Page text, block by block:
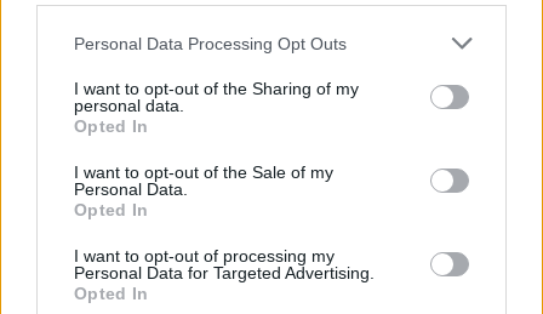
Personal Data Processing Opt Outs
I want to opt-out of the Sharing of my
personal data.
Opted In
I want to opt-out of the Sale of my
Personal Data.
Opted In
I want to opt-out of processing my
Personal Data for Targeted Advertising.
Opted In
Vykradených aut na Příbramsku přibylo.
při víkendové akci na Příbramsku odhalila
30 přestupků
Čtvrtina řidičů při kontrole na Příbramsku
neobstála. Policie o prázdninách zpřísní